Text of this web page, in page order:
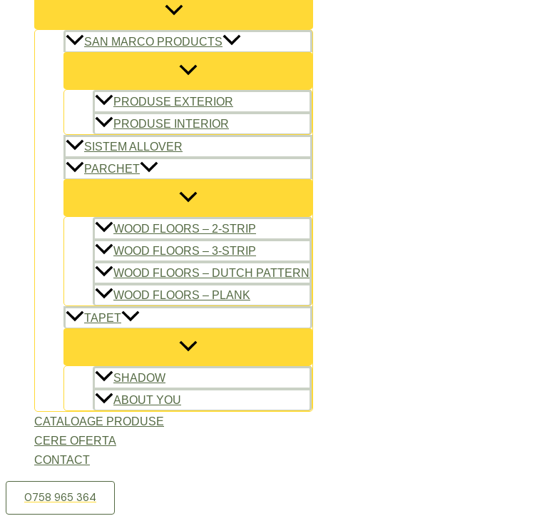
SAN MARCO PRODUCTS
PRODUSE EXTERIOR
PRODUSE INTERIOR
SISTEM ALLOVER
PARCHET
WOOD FLOORS – 2-STRIP
WOOD FLOORS – 3-STRIP
WOOD FLOORS – DUTCH PATTERN
WOOD FLOORS – PLANK
TAPET
SHADOW
ABOUT YOU
CATALOAGE PRODUSE
CERE OFERTA
CONTACT
0758 965 364